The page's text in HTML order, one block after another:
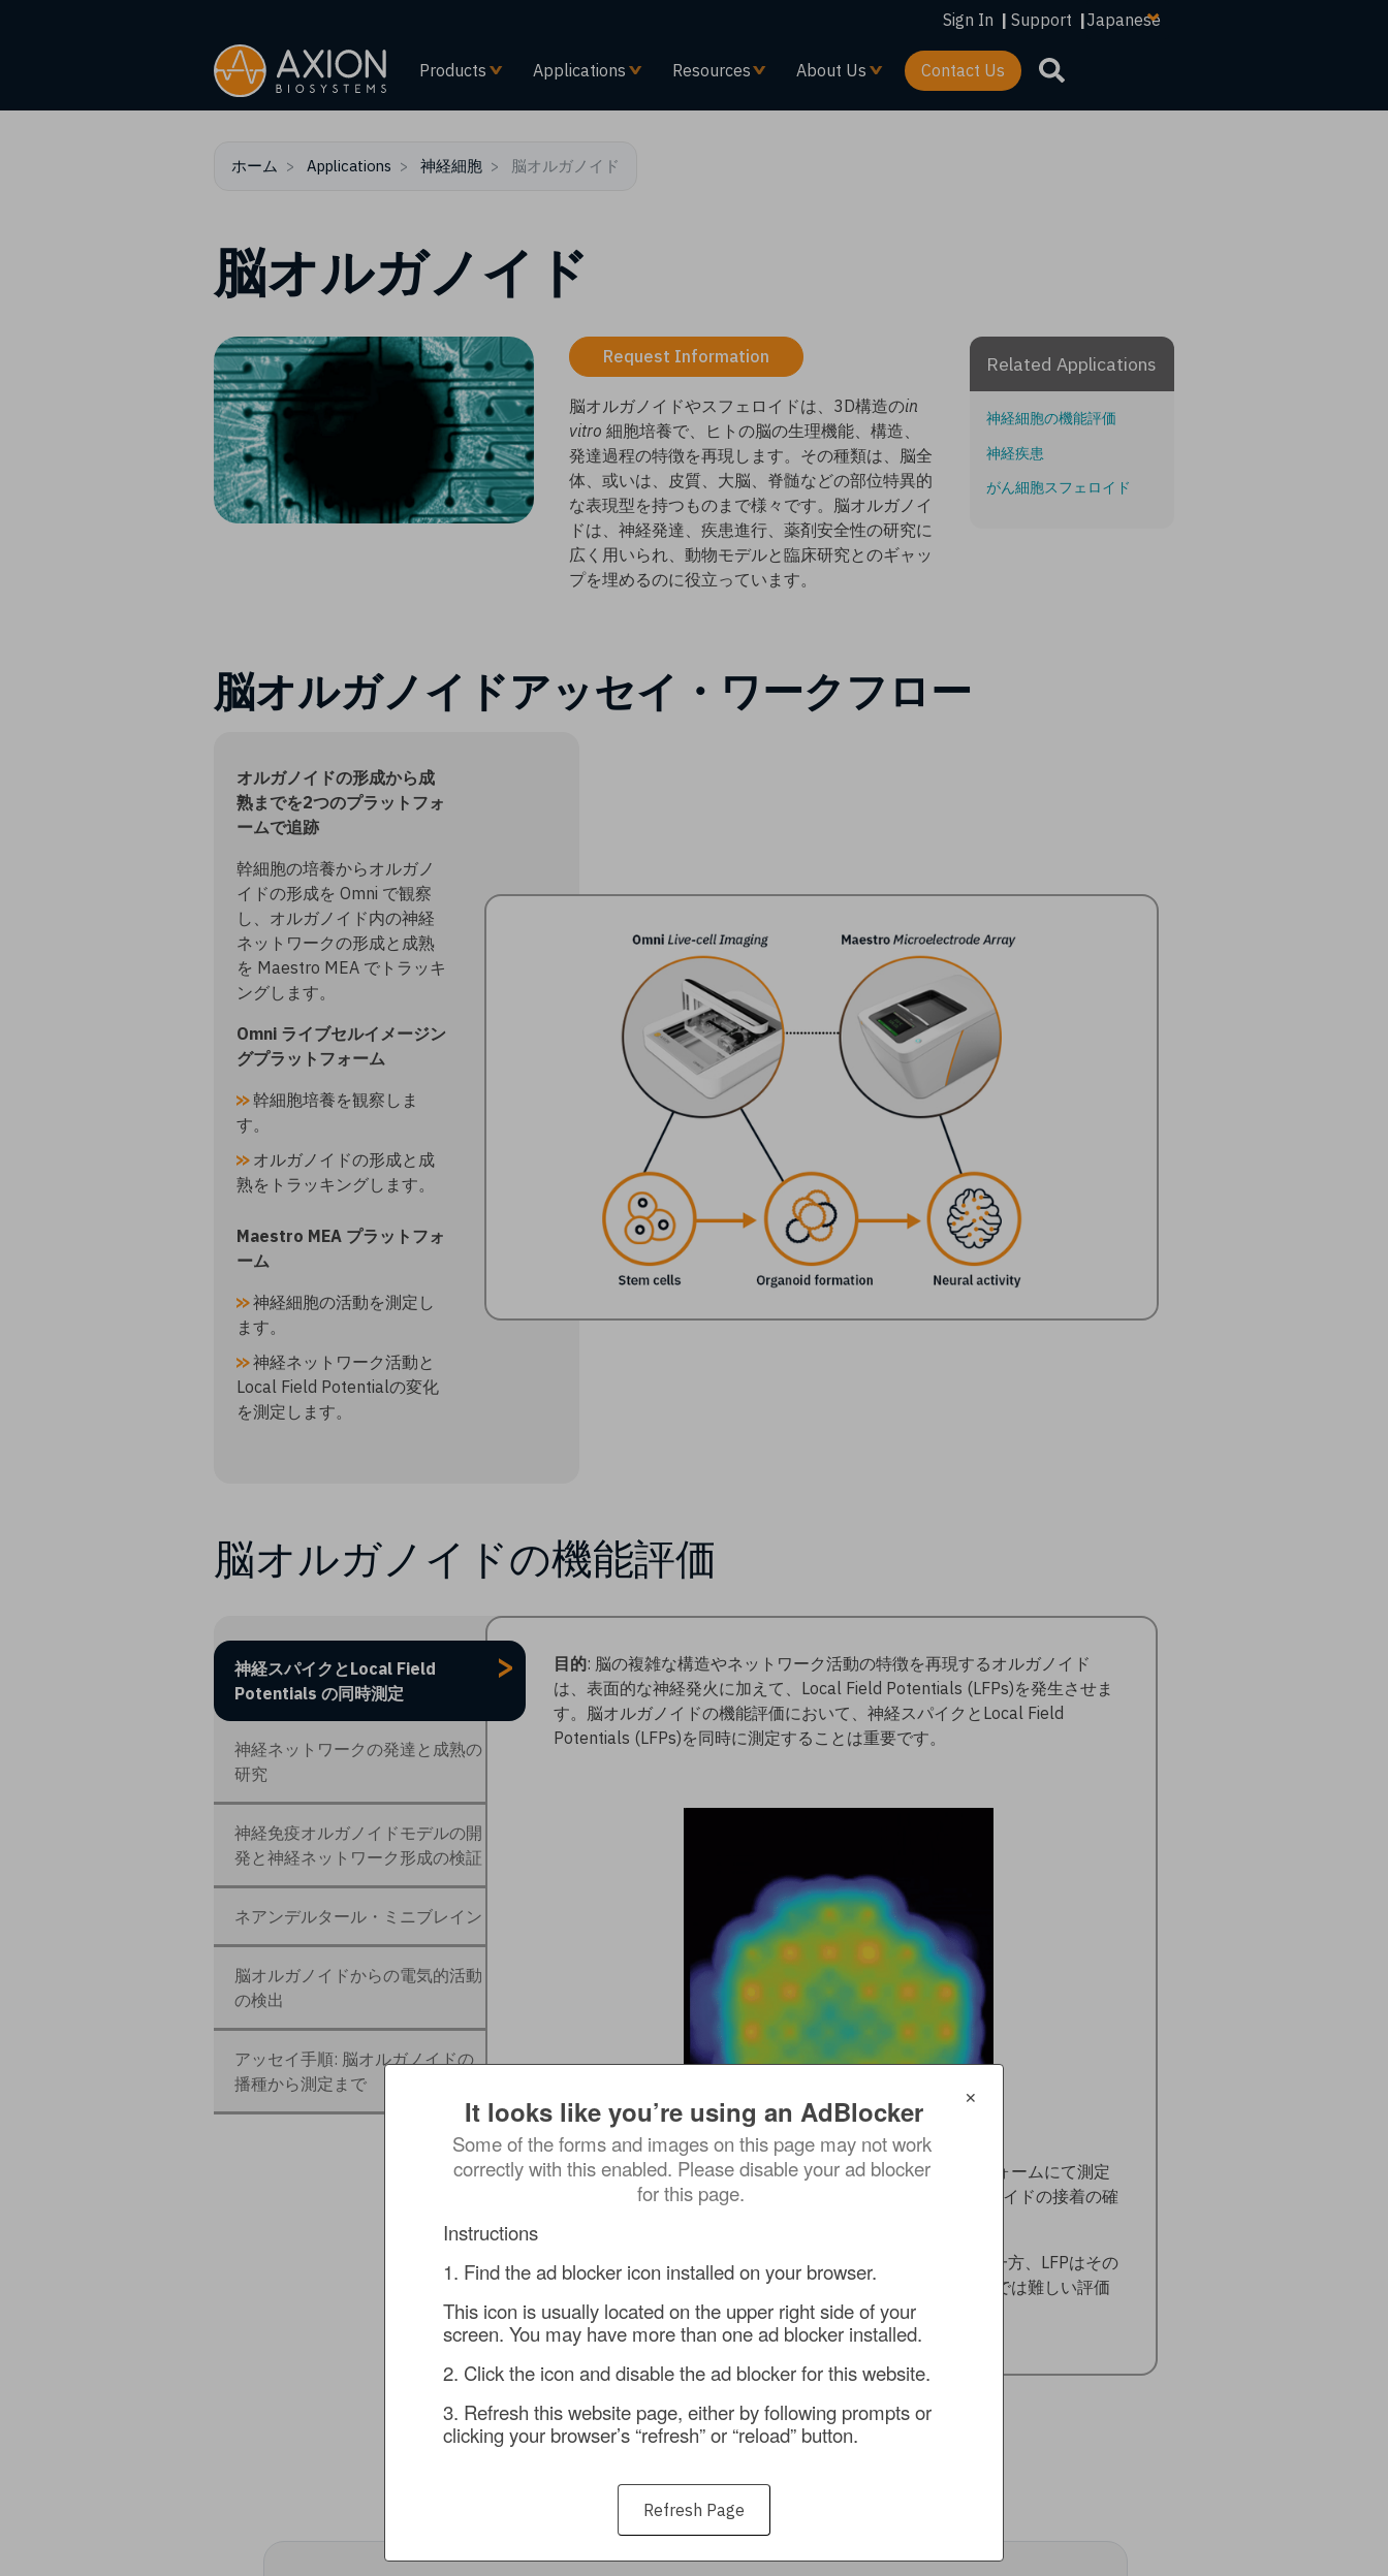
ン
ン
Sign In | Support |
language
Products Applications Resources About Us Contact Us
ホーム Applications 神経細胞 脳オルガノイド
脳オルガノイド
Request Information
脳オルガノイドやスフェロイドは、3D構造のin
vitro 細胞培養で、ヒトの脳の生理機能、構造、
発達過程の特徴を再現します。その種類は、脳全
体、或いは、皮質、大脳、脊髄などの部位特異的
な表現型を持つものまで様々です。脳オルガノイ
ドは、神経発達、疾患進行、薬剤安全性の研究に
広く用いられ、動物モデルと臨床研究とのギャッ
プを埋めるのに役立っています。​
Related Applications
神経細胞の機能評価
神経疾患
がん細胞スフェロイド
脳オルガノイドアッセイ・ワークフロー
オルガノイドの形成から成
熟までを2つのプラットフォ
ームで追跡​
幹細胞の培養からオルガノ
イドの形成を Omni で観察
し、オルガノイド内の神経
ネットワークの形成と成熟
を Maestro MEA でトラッキ
ングします。
Omni ライブセルイメージン
グプラットフォーム​
幹細胞培養を観察しま
す。​
オルガノイドの形成と成
熟をトラッキングします。​​
Maestro MEA プラットフォ
ーム​​
神経細胞の活動を測定し
ます。​
神経ネットワーク活動と
Local Field Potentialの変化
を測定します。
脳オルガノイドの機能評価
神経スパイクとLocal Field
Potentials の同時測定
>
神経ネットワークの発達と成熟の
研究
神経免疫オルガノイドモデルの開
発と神経ネットワーク形成の検証​
ネアンデルタール・ミニブレイン
脳オルガノイドからの電気的活動
の検出
アッセイ手順: 脳オルガノイドの
播種から測定まで
目的: 脳の複雑な構造やネットワーク活動の特徴を再現するオルガノイド
は、表面的な神経発火に加えて、Local Field Potentials (LFPs)を発生させま
す。脳オルガノイドの機能評価において、神経スパイクとLocal Field
Potentials (LFPs)を同時に測定することは重要です。​
脳オルガノイドの電気的な活動は Maestro MEA プラットフォームにて測定
されます。また、MEA Viability モジュールを用いてオルガノイドの接着の確
結果
: 神経スパイクはオルガノイドの周囲領域から発生する一方、LFPはその
内部より発生します。LFPの測定により、神経スパイクだけでは難しい評価
も可能です。​
It looks like you’re using an AdBlocker
Some of the forms and images on this page may not work
correctly with this enabled. Please disable your ad blocker
for this page.
Instructions
1. Find the ad blocker icon installed on your browser.
This icon is usually located on the upper right side of your
screen. You may have more than one ad blocker installed.
2. Click the icon and disable the ad blocker for this website.
3. Refresh this website page, either by following prompts or
clicking your browser’s “refresh” or “reload” button.
Refresh Page
✕